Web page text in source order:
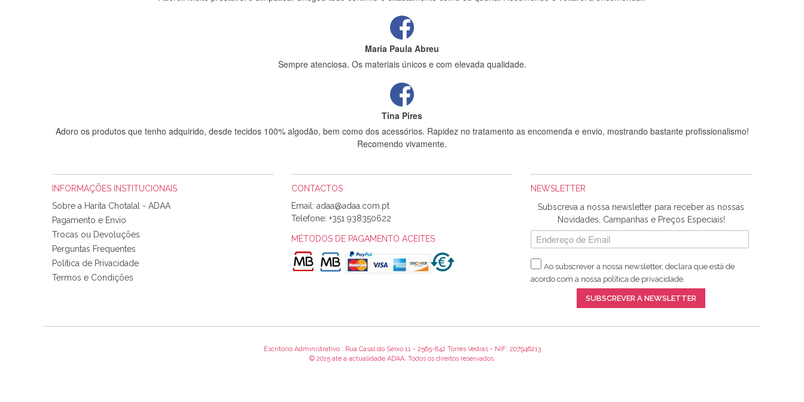
Maria Paula Abreu
Sempre atenciosa. Os materiais únicos e com elevada qualidade.
Tina Pires
Adoro os produtos que tenho adquirido, desde tecidos 100% algodão, bem como dos acessórios. Rapidez no tratamento as encomenda e envio, mostrando bastante profissionalismo!
Recomendo vivamente.
Sílvia Maria Bernardino Mestre
Informo que recebi hoje a encomenda, gostei muito dos tecidos.
Rosa Medeiros
Tudo chegou em condições, pois os produtos vieram muito bem acondicionados. Estou plenamente satisfeita com os produtos adquiridos. Relativamente à bolsa, tem um tecido com um
padrão e cores muito bonitas e a execução está perfeitíssima. Futuramente penso voltar a comprar na vossa loja, têm excelentes artigos a um preço muito justo. A expedição da
Alexandra Morais
INFORMAÇÕES INSTITUCIONAIS
Sobre a Harita Chotalal - ADAA
Pagamento e Envio
Trocas ou Devoluções
Perguntas Frequentes
Política de Privacidade
Termos e Condições
CONTACTOS
Email:
Telefone: +351 938350622
MÉTODOS DE PAGAMENTO ACEITES
NEWSLETTER
Subscreva a nossa newsletter para receber as nossas
Novidades, Campanhas e Preços Especiais!
Ao subscrever a nossa newsletter, declara que está de
acordo com a nossa política de privacidade.
SUBSCREVER A NEWSLETTER
Escritorio Administrativo : Rua Casal do Seixo 11 - 2565-642 Torres Vedras - NIF: 207946213
© 2015 até a actualidade ADAA. Todos os direitos reservados.